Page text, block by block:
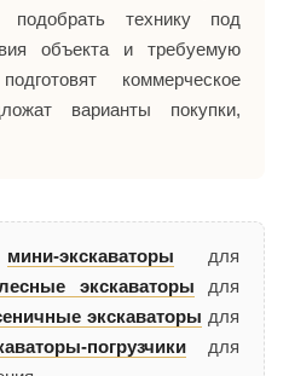
подобрать технику под
объекта и требуемую
коммерческое
варианты покупки,
мини-экскаваторы для
экскаваторы для
экскаваторы для
погрузчикидля